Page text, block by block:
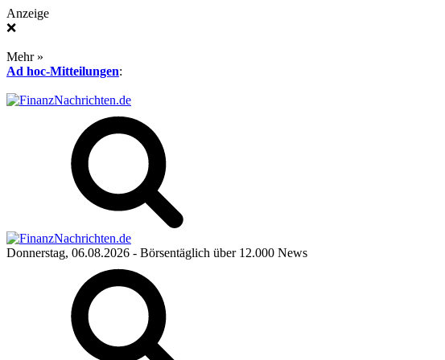
Anzeige
❌
Mehr »
Ad hoc-Mitteilungen:
Donnerstag, 06.08.2026 - Börsentäglich über 12.000 News